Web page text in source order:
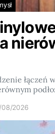
łączeń
2026